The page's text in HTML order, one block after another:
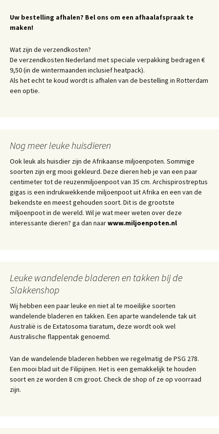
Uw bestelling afhalen? Bel ons om een afhaalafspraak te
maken!
Wat zijn de verzendkosten?
De verzendkosten Nederland met speciale verpakking bedragen €
9,50 (in de wintermaanden inclusief heatpack).
Als het echt te koud wordt is afhalen van de bestelling in Rotterdam
een optie.
Nog meer leuke huisdieren
Ook leuk als huisdier zijn de Afrikaanse miljoenpoten. Sommige
soorten zijn erg mooi gekleurd. Deze dieren heb je van een paar
centimeter tot de reuzenmiljoenpoot van 35 cm. Archispirostreptus
gigas is een indrukwekkende miljoenpoot uit Afrika en een van de
bekendste en meest gehouden soort. Dit is de grootste
miljoenpoot in de wereld. Wil je wat meer weten over deze
interessante dieren? ga dan naarwww.miljoenpoten.nl
Leuke wandelende bladeren en takken bij de
Slakkenshop
Wij hebben een paar leuke en niet al te moeilijke soorten
wandelende bladeren en takken. Een aparte wandelende tak uit
Australië is de Extatosoma tiaratum, deze wordt ook wel
Australische flappentak genoemd.
Van de wandelende bladeren hebben we regelmatig de PSG 278.
Een mooi blad uit de Filipijnen. Het is een gemakkelijk te houden
soort en ze worden 8 cm groot. Check de shop of ze op voorraad
zijn.